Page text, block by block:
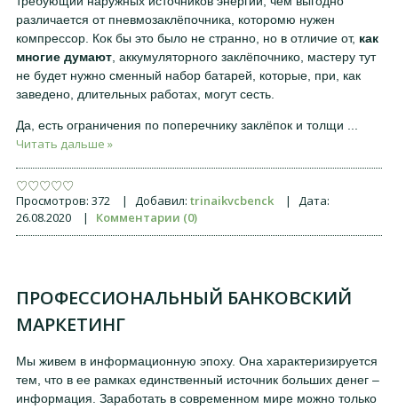
различается от пневмозаклёпочника, которомю нужен
компрессор. Кок бы это было не странно, но в отличие от, как
многие думают , аккумуляторного заклёпочнико, мастеру тут
не будет нужно сменный набор батарей, которые, при, как
заведено, длительных работах, могут сесть.
Да, есть ограничения по поперечнику заклёпок и толщи
Читать дальше »
Просмотров: 372 | Добавил: trinaikvcbenck |
Дата:
26.08.2020
| Комментарии (0)
ПРОФЕССИОНАЛЬНЫЙ БАНКОВСКИЙ
МАРКЕТИНГ
Мы живем в информационную эпоху. Она характеризируется
тем, что в ее рамках единственный источник больших денег –
информация. Заработать в современном мире можно только